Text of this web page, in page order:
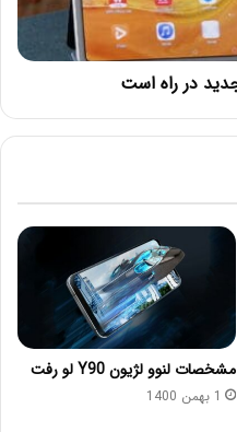
مشخصات لنوو لژیون Y90 لو رفت
1 بهمن 1400